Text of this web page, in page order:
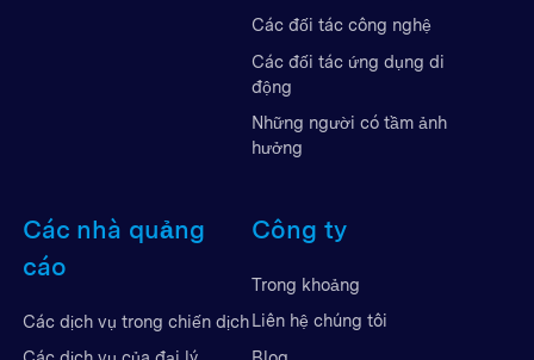
Các đối tác công nghệ
Các đối tác ứng dụng di
động
Những người có tầm ảnh
hưởng
Các nhà quảng
cáo
Các dịch vụ trong chiến dịch
Công ty
Trong khoảng
Liên hệ chúng tôi